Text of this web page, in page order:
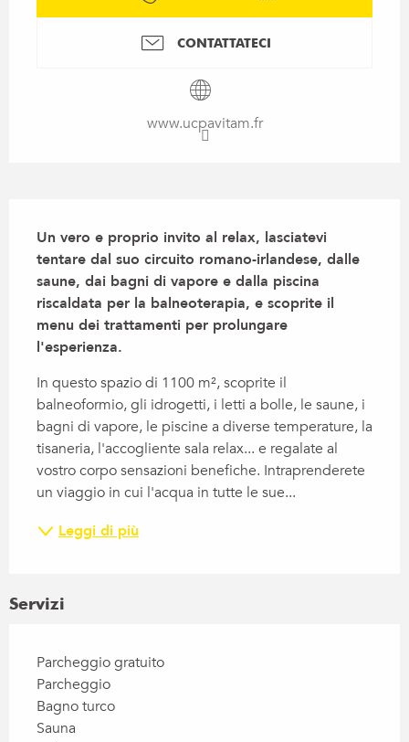
CONTATTATECI
www.ucpavitam.fr
Un vero e proprio invito al relax, lasciatevi
tentare dal suo circuito romano-irlandese, dalle
saune, dai bagni di vapore e dalla piscina
riscaldata per la balneoterapia, e scoprite il
menu dei trattamenti per prolungare
l'esperienza.
In questo spazio di 1100 m², scoprite il
balneoformio, gli idrogetti, i letti a bolle, le saune, i
bagni di vapore, le piscine a diverse temperature, la
tisaneria, l'accogliente sala relax... e regalate al
vostro corpo sensazioni benefiche. Intraprenderete
un viaggio in cui l'acqua in tutte le sue...
Leggi di più
Servizi
Parcheggio gratuito
Parcheggio
Bagno turco
Sauna